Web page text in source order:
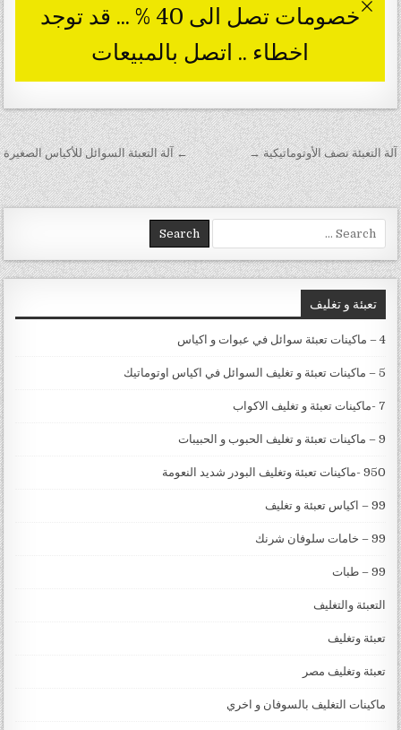
تصفّح المقالات ← آلة التعبئة السوائل للأكياس الصغيرة آلة التعبئة نصف الأوتوماتيكية →
Search for:
تعبئة و تغليف
4 – ماكينات تعبئة سوائل في عبوات و اكياس
5 – ماكينات تعبئة و تغليف السوائل في اكياس اوتوماتيك
7 -ماكينات تعبئة و تغليف الاكواب
9 – ماكينات تعبئة و تغليف الحبوب و الحبيبات
950 -ماكينات تعبئة وتغليف البودر شديد النعومة
99 – اكياس تعبئة و تغليف
99 – خامات سلوفان شرنك
99 – طبات
التعبئة والتغليف
تعبئة وتغليف
تعبئة وتغليف مصر
ماكينات التغليف بالسوفان و اخري